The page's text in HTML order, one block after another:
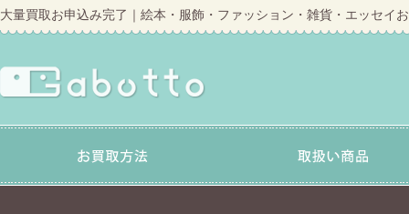
大量買取お申込み完了｜絵本・服飾・ファッション・雑貨・エッセイ